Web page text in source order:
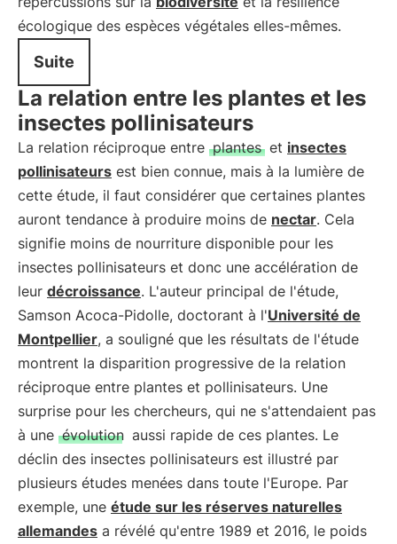
écologique des espèces végétales elles-mêmes.
Suite
La relation entre les plantes et les
insectes pollinisateurs
La relation réciproque entre plantes et insectes
pollinisateurs est bien connue, mais à la lumière de
cette étude, il faut considérer que certaines plantes
auront tendance à produire moins de nectar. Cela
signifie moins de nourriture disponible pour les
insectes pollinisateurs et donc une accélération de
leur décroissance. L'auteur principal de l'étude,
Samson Acoca-Pidolle, doctorant à l'Université de
Montpellier, a souligné que les résultats de l'étude
montrent la disparition progressive de la relation
réciproque entre plantes et pollinisateurs. Une
surprise pour les chercheurs, qui ne s'attendaient pas
à une évolution aussi rapide de ces plantes. Le
déclin des insectes pollinisateurs est illustré par
plusieurs études menées dans toute l'Europe. Par
exemple, une étude sur les réserves naturelles
allemandes a révélé qu'entre 1989 et 2016, le poids